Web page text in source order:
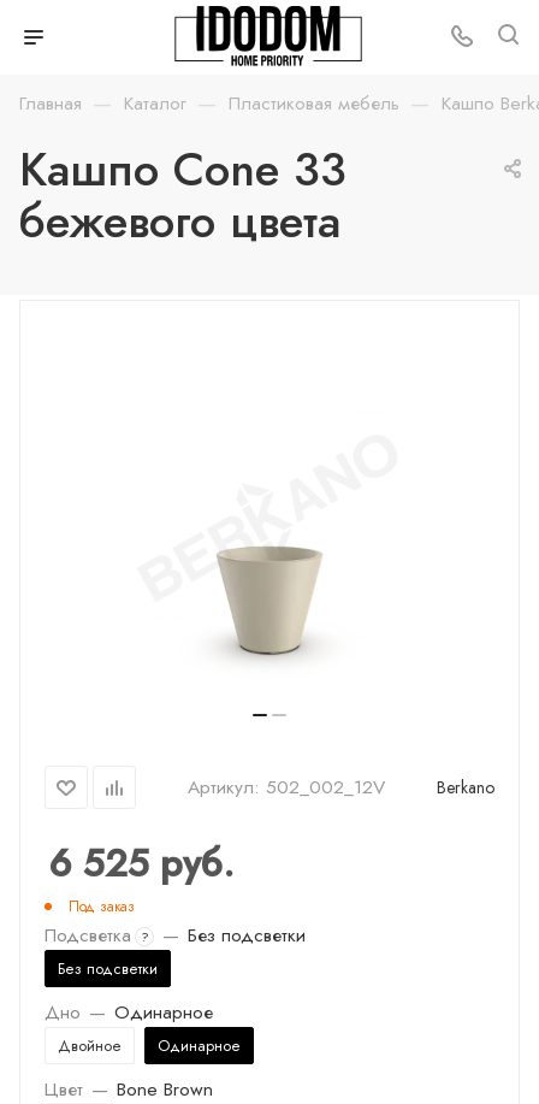
Главная — Каталог — Пластиковая мебель — Кашпо
Кашпо Cone 33
бежевого цвета
Артикул: 502_002_12V Berkano
6 525 руб.
Под заказ
Подсветка ? — Без подсветки
Без подсветки
Дно — Одинарное
Двойное Одинарное
Цвет — Bone Brown